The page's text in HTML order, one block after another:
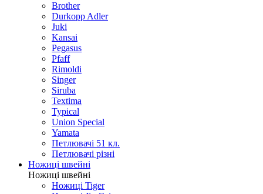
Brother
Durkopp Adler
Juki
Kansai
Pegasus
Pfaff
Rimoldi
Singer
Siruba
Textima
Typical
Union Special
Yamata
Петлювачі 51 кл.
Петлювачі різні
Ножиці швейні
Ножиці швейні
Ножиці Tiger